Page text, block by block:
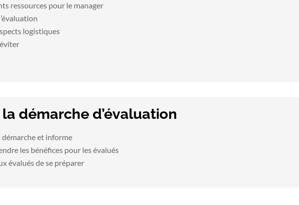
ressources pour le manager
logistiques
démarche d’évaluation
et informe
les bénéfices pour les évalués
évalués de se préparer